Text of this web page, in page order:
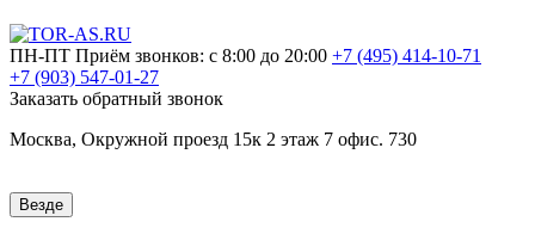
ПН-ПТ Приём звонков: с 8:00 до 20:00 +7 (495) 414-10-71
+7 (903) 547-01-27
Заказать обратный звонок
Москва, Окружной проезд 15к 2 этаж 7 офис. 730
Везде